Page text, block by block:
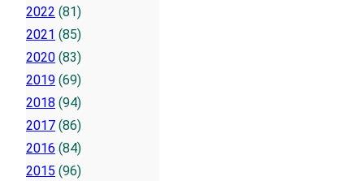
2022 (81)
2021 (85)
2020 (83)
2019 (69)
2018 (94)
2017 (86)
2016 (84)
2015 (96)